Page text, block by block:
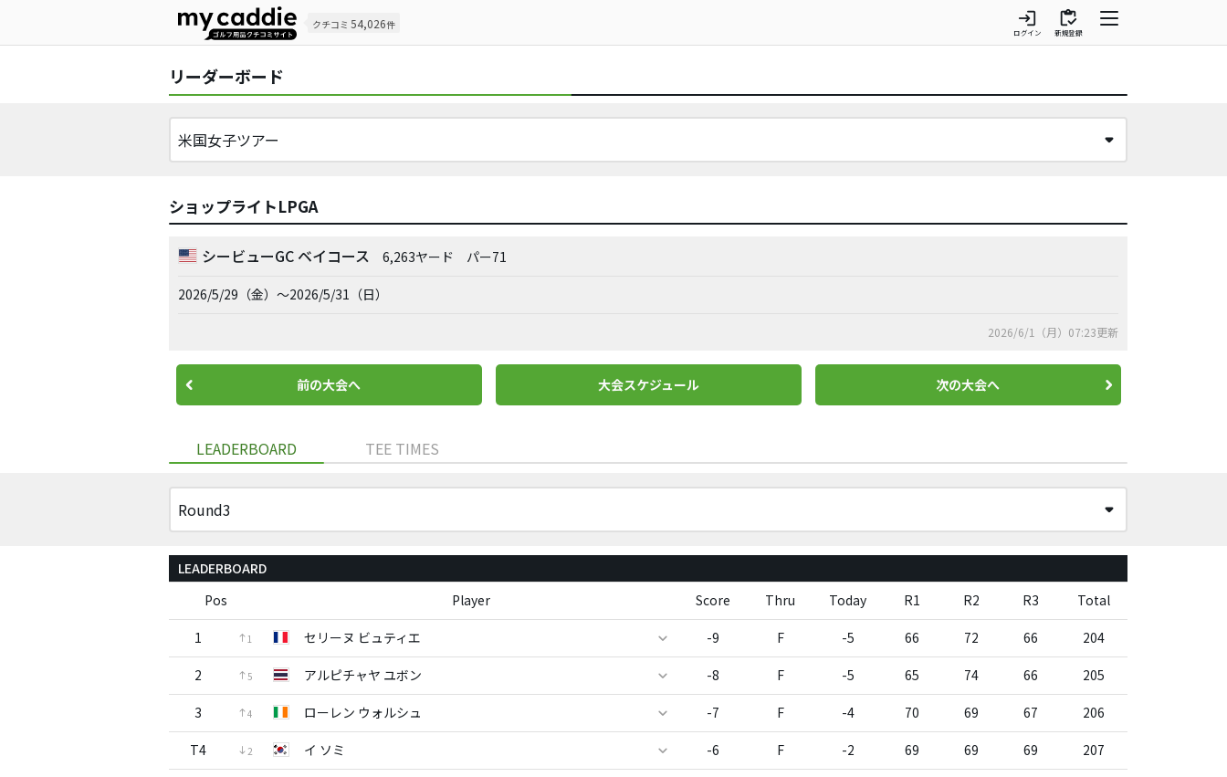
クチコミ 54,026件 login
ログイン
inventory
新規登録
リーダーボード
ショップライトLPGA
シービューGC ベイコース 6,263ヤード パー71
2026/5/29（金）～2026/5/31（日）
2026/6/1（月）07:23更新
前の大会へ 大会スケジュール 次の大会へ
LEADERBOARD TEE TIMES
LEADERBOARD
Pos
Player Score Thru Today R1 R2 R3 Total
1 1 セリーヌ ビュティエ -9 F -5 66 72 66 204
2 5 アルピチャヤ ユボン -8 F -5 65 74 66 205
3 4 ローレン ウォルシュ -7 F -4 70 69 67 206
T4 2 イ ソミ -6 F -2 69 69 69 207